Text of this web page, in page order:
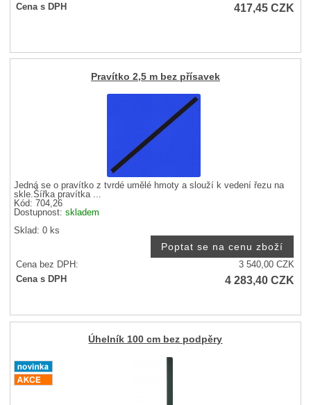
Cena s DPH
417,45CZK
Pravítko 2,5 m bez přísavek
Jedná se o pravítko z tvrdé umělé hmoty a slouží k vedení řezu na
skle.Šířka pravítka ...
Kód: 704,26
Dostupnost:skladem
Sklad: 0 ks
Cena bez DPH: 3 540,00CZK
Cena s DPH
4 283,40CZK
Úhelník 100 cm bez podpěry